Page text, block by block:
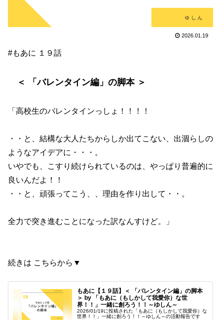
2026.01.19
#もあに １９話
＜ 「バレンタイン編」の脚本 ＞
「高校生のバレンタインっしょ！！！！
・・と、結構な大人たちからしか出てこない、出涸らしの
ようなアイデアに・・・。
いやでも、こすり続けられているのは、やっぱり普遍的に
良いんだよ！！
・・と、頑張ってこう、、理由を作り出して・・。
全力で突き進むことになった訳なんすけど。」
続きは こちらから▼
もあに【１９話】＜ 「バレンタイン編」の脚本
＞ by 「もあに（もしかして我愛你）な世
界！！」一緒に創ろう！！～ゆしん～
2026/01/19に投稿された「もあに（もしかして我愛你）な
世界！！」一緒に創ろう！！～ゆしん～の活動報告です